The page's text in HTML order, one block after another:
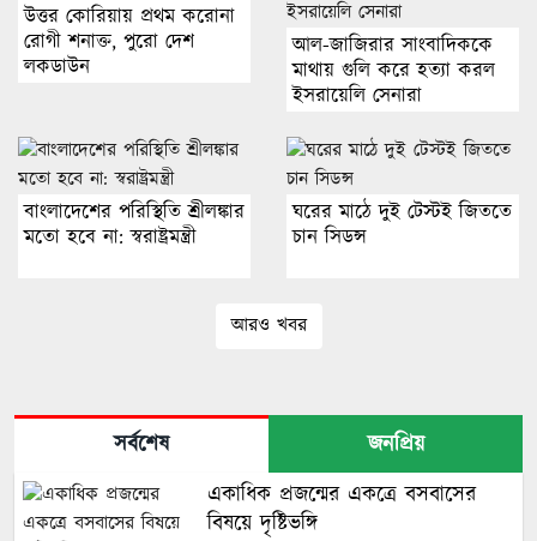
উত্তর কোরিয়ায় প্রথম করোনা
রোগী শনাক্ত, পুরো দেশ
লকডাউন
আল-জাজিরার সাংবাদিককে
মাথায় গুলি করে হত্যা করল
ইসরায়েলি সেনারা
বাংলাদেশের পরিস্থিতি শ্রীলঙ্কার
মতো হবে না: স্বরাষ্ট্রমন্ত্রী
ঘরের মাঠে দুই টেস্টই জিততে
চান সিডন্স
আরও খবর
সর্বশেষ
জনপ্রিয়
একাধিক প্রজন্মের একত্রে বসবাসের
বিষয়ে দৃষ্টিভঙ্গি